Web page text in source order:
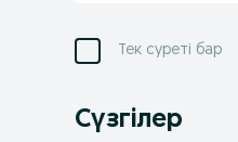
Тек суреті бар
Сүзгілер